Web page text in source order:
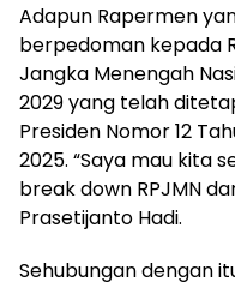
Adapun Rapermen
berpedoman kepada
Jangka Menengah
2029 yang telah
Presiden Nomor 12
2025. “Saya mau kita
break down RPJMN
Prasetijanto Hadi.
Sehubungan dengan